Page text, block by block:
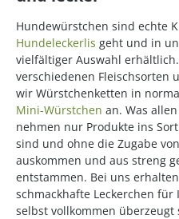
Hundewürstchen sind echte
Hundeleckerlis geht und in
vielfältiger Auswahl
verschiedenen Fleischsorten
wir Würstchenketten in
Mini-Würstchen an. Was
nehmen nur Produkte ins
sind und ohne die Zugabe
auskommen und aus streng
entstammen. Bei uns
schmackhafte Leckerchen
selbst vollkommen überzeugt